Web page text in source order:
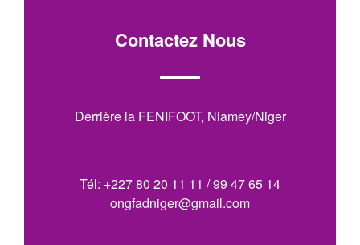
Contactez Nous
Derrière la FENIFOOT, Niamey/Niger
Tél: +227 80 20 11 11 / 99 47 65 14
ongfadniger@gmail.com